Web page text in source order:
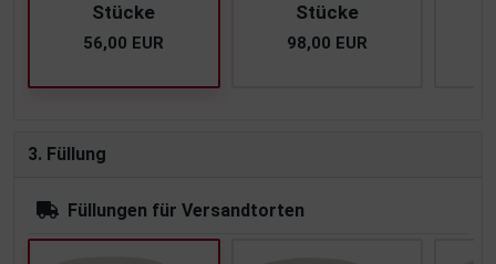
Stücke
56,00 EUR
Stücke
98,00 EUR
3. Füllung
Füllungen für Versandtorten